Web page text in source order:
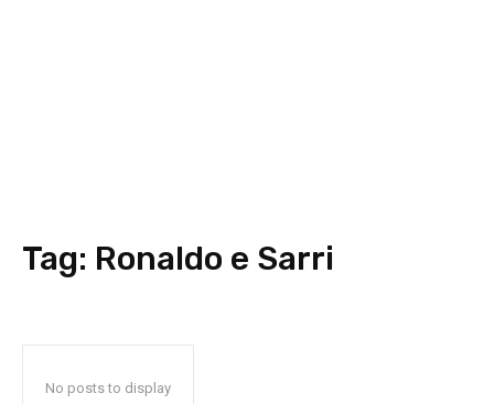
Tag: Ronaldo e Sarri
No posts to display